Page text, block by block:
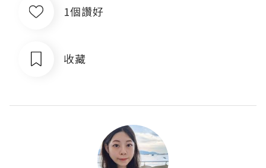
1個讚好
收藏